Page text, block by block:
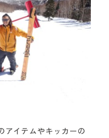
アイテムやキッカーの